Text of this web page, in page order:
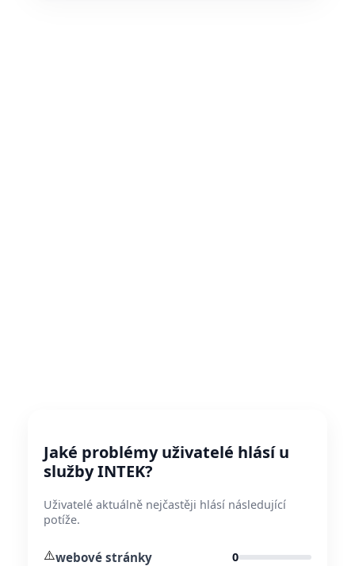
Jaké problémy uživatelé hlásí u
služby INTEK?
Uživatelé aktuálně nejčastěji hlásí následující
potíže.
⚠️webové stránky 0